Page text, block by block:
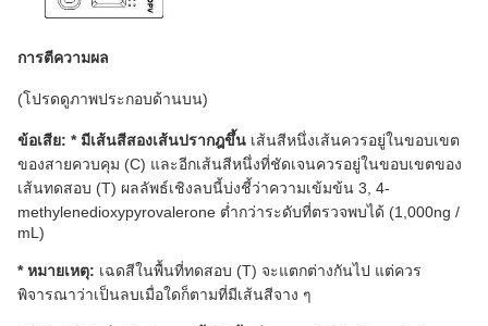
การตีความผล
(โปรดดูภาพประกอบด้านบน)
ข้อเสีย: * มีเส้นสีสองเส้นปรากฎขึ้น เส้นสีหนึ่งเส้นควรอยู่ในขอบเขต
ของสายควบคุม (C) และอีกเส้นสีหนึ่งที่ชัดเจนควรอยู่ในขอบเขตของ
เส้นทดสอบ (T) ผลลัพธ์เชิงลบนี้บ่งชี้ว่าความเข้มข้น 3, 4-
methylenedioxypyrovalerone ต่ำกว่าระดับที่ตรวจพบได้ (1,000ng /
mL)
* หมายเหตุ: เฉดสีในพื้นที่ทดสอบ (T) จะแตกต่างกันไป แต่ควร
พิจารณาว่าเป็นลบเมื่อใดก็ตามที่มีเส้นสีจาง ๆ